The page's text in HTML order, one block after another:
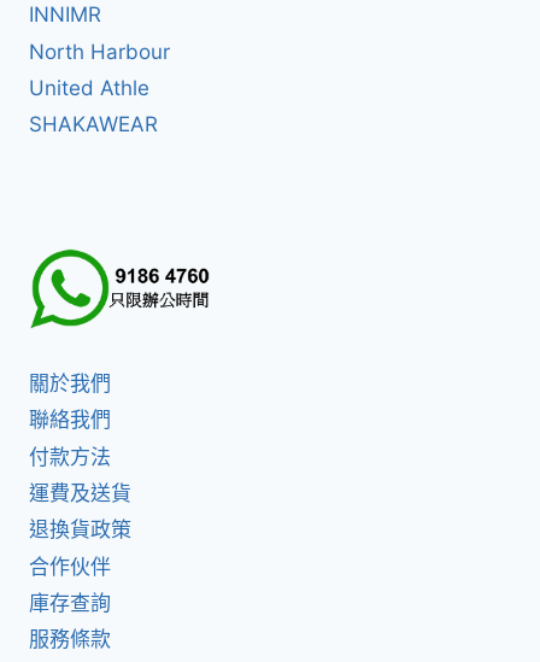
INNIMR
North Harbour
United Athle
SHAKAWEAR
關於我們
聯絡我們
付款方法
運費及送貨
退換貨政策
合作伙伴
庫存查詢
服務條款